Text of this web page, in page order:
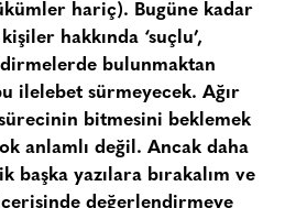
hariç). Bugüne kadar
hakkında ‘suçlu’,
bulunmaktan
ilelebet sürmeyecek. Ağır
bitmesini beklemek
anlamlı değil. Ancak daha
başka yazılara bırakalım ve
değerlendirmeye